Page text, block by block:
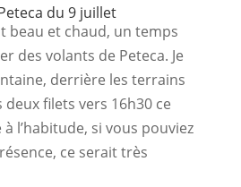
du 9 juillet
beau et chaud, un temps
des volants de Peteca. Je
derrière les terrains
deux filets vers 16h30 ce
l’habitude, si vous pouviez
ce serait très